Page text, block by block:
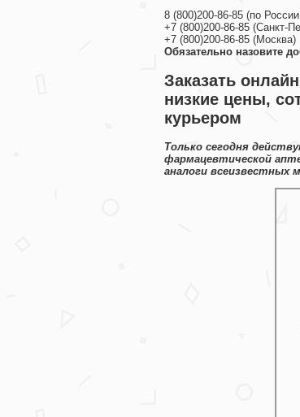
8 (800)200-86-85 (по
+7 (800)200-86-85 (Санкт-
+7 (800)200-86-85 (Москва)
Обязательно назовите
Заказать
низкие цены,
курьером
Только сегодня
фармацевтической
аналоги всеизвестных